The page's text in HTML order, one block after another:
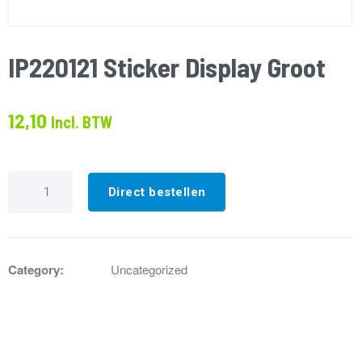
IP220121 Sticker Display Groot
12,10 Incl. BTW
Sticker
Direct bestellen
Category: Uncategorized